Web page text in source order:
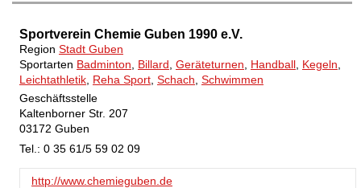
Landessportbund
Brandenburg
Sportverein Chemie Guben 1990 e.V.
Region Stadt Guben
Sportarten Badminton Billard Geräteturnen Handball, Kegeln
Leichtathletik, Reha Sport, Schach Schwimmen
Geschäftsstelle
Kaltenborner Str. 207
03172 Guben
Tel.: 0 35 61/5 59 02 09
http://www.chemieguben.de